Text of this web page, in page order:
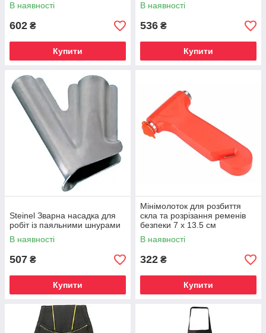
В наявності
602 ₴
Купити
В наявності
536 ₴
Купити
Steinel Зварна насадка для
робіт із паяльними шнурами
В наявності
507 ₴
Купити
Мінімолоток для розбиття
скла та розрізання ременів
безпеки 7 х 13.5 см
В наявності
322 ₴
Купити